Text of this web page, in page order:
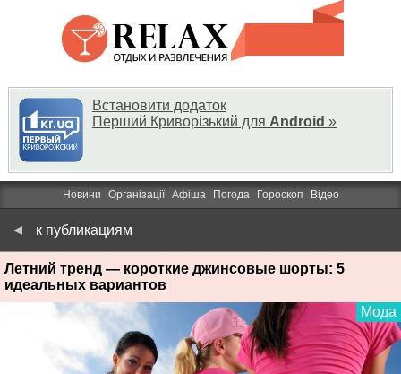
Встановити додаток
Перший Криворізький для Android »
Новини Організації Афіша Погода Гороскоп Відео
к публикациям
Летний тренд — короткие джинсовые шорты: 5
идеальных вариантов
Мода